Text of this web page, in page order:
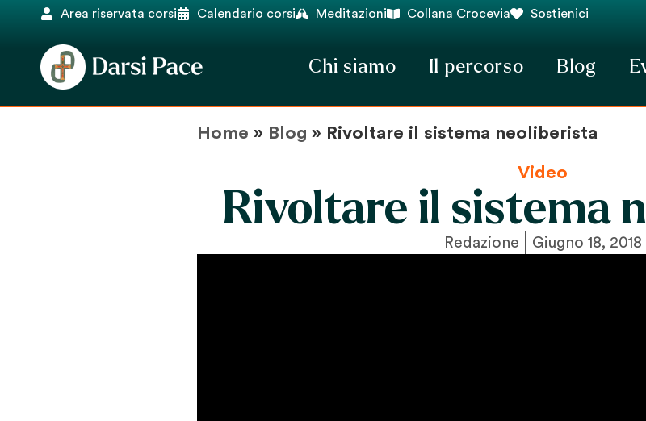
Area riservata corsi Calendario corsi Meditazioni Collana Crocevia Sostienici
Chi siamo Il percorso Blog
Home » Blog » Rivoltare il sistema neoliberista
Video
Rivoltare il sistema
Redazione Giugno 18, 2018